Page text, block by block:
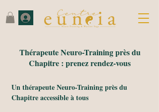
Thérapeute Neuro-Training près du
Chapitre : prenez rendez-vous
Un thérapeute Neuro-Training près du
Chapitre accessible à tous